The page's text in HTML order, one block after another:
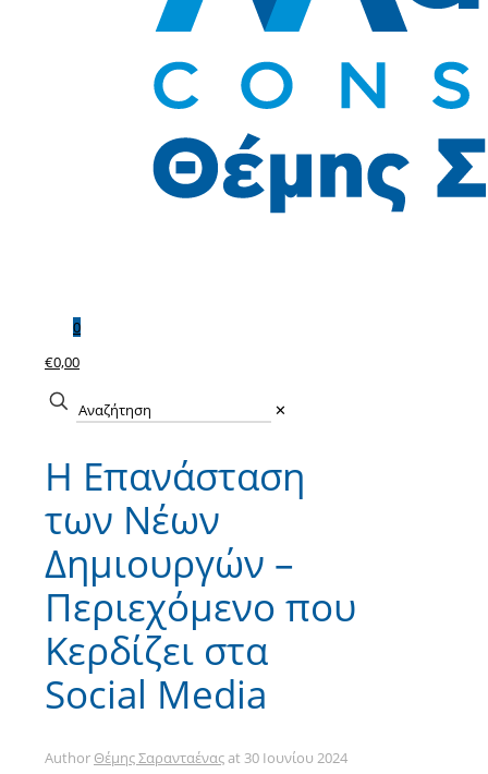
0
€0,00
✕
Η Επανάσταση
των Νέων
Δημιουργών –
Περιεχόμενο που
Κερδίζει στα
Social Media
Author Θέμης Σαρανταέναςat 30 Ιουνίου 2024